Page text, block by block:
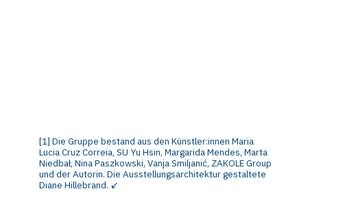
[1]Die Gruppe bestand aus den Künstler:innen Maria
Lucia Cruz Correia, SU Yu Hsin, Margarida Mendes, Marta
Niedbał, Nina Paszkowski, Vanja Smiljanić, ZAKOLE Group
und der Autorin. Die Ausstellungsarchitektur gestaltete
Diane Hillebrand. ↙